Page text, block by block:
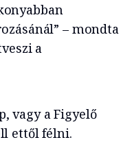
– mondta
a
vagy a Figyelő
ettől félni.